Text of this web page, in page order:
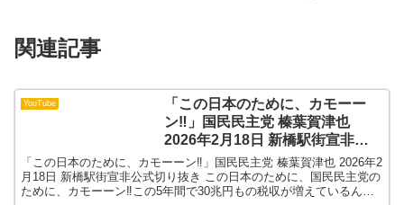
関連記事
YouTube
「この日本のために、カモーー
ン‼」国民民主党 榛葉賀津也
2026年2月18日 新橋駅街宣非公
式切り抜き
「この日本のために、カモーーン‼」国民民主党 榛葉賀津也 2026年2
月18日 新橋駅街宣非公式切り抜き この日本のために、国民民主党の
ために、カモーーン‼この5年間で30兆円もの税収が増えているんで